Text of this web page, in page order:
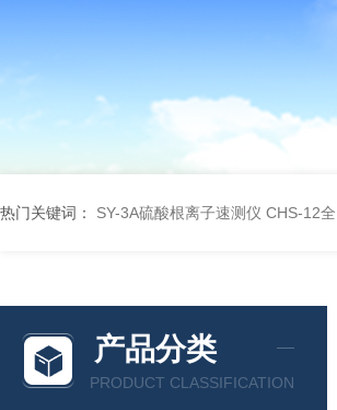
热门关键词： SY-3A硫酸根离子速测仪 CHS-12
产品分类
PRODUCT CLASSIFICATION